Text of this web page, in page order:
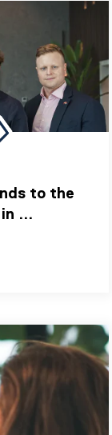
to the
...